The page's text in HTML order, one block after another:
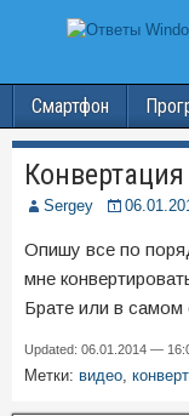
Смартфон
Sergey
Опишу все по
мне
Брате или в
Updated: 06.01.2014 —
Метки: видео,